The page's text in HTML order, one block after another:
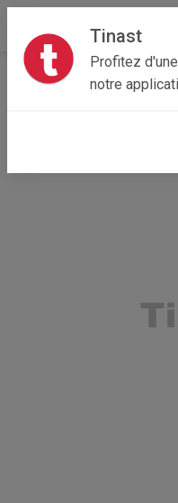
Tinast
Profitez
notre
Accueil Recherche